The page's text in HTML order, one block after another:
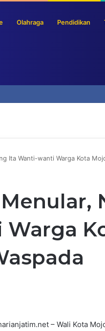
Olahraga Pendidikan
Ita Wanti-wanti Warga Kota
– Wali Kota